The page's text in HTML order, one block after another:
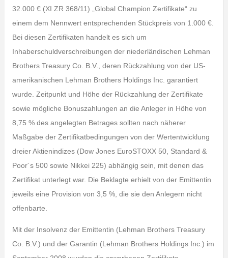
32.000 € (XI ZR 368/11) „Global Champion Zertifikate“ zu
einem dem Nennwert entsprechenden Stückpreis von 1.000 €.
Bei diesen Zertifikaten handelt es sich um
Inhaberschuldverschreibungen der niederländischen Lehman
Brothers Treasury Co. B.V., deren Rückzahlung von der US-
amerikanischen Lehman Brothers Holdings Inc. garantiert
wurde. Zeitpunkt und Höhe der Rückzahlung der Zertifikate
sowie mögliche Bonuszahlungen an die Anleger in Höhe von
8,75 % des angelegten Betrages sollten nach näherer
Maßgabe der Zertifikatbedingungen von der Wertentwicklung
dreier Aktienindizes (Dow Jones EuroSTOXX 50, Standard &
Poor´s 500 sowie Nikkei 225) abhängig sein, mit denen das
Zertifikat unterlegt war. Die Beklagte erhielt von der Emittentin
jeweils eine Provision von 3,5 %, die sie den Anlegern nicht
offenbarte.
Mit der Insolvenz der Emittentin (Lehman Brothers Treasury
Co. B.V.) und der Garantin (Lehman Brothers Holdings Inc.) im